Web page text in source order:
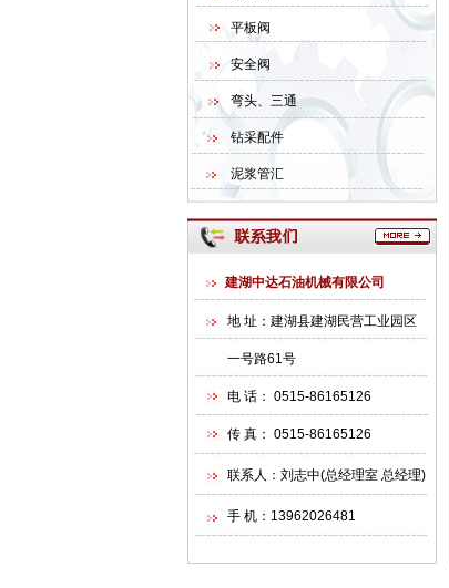
平板阀
安全阀
弯头、三通
钻采配件
泥浆管汇
建湖中达石油机械有限公司
地 址：建湖县建湖民营工业园区
一号路61号
电 话： 0515-86165126
传 真： 0515-86165126
联系人：刘志中(总经理室 总经理)
手 机：13962026481